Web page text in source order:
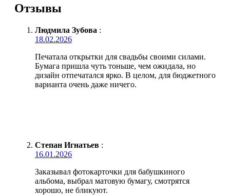
Отзывы
Людмила Зубова :
18.02.2026
Печатала открытки для свадьбы своими силами.
Бумага пришла чуть тоньше, чем ожидала, но
дизайн отпечатался ярко. В целом, для бюджетного
варианта очень даже ничего.
Степан Игнатьев :
16.01.2026
Заказывал фотокарточки для бабушкиного
альбома, выбрал матовую бумагу, смотрятся
хорошо, не бликуют.